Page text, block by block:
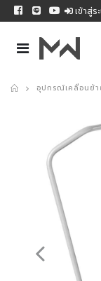
เข้าสู่ร
อุปกรณ์เคลื่อนย้า